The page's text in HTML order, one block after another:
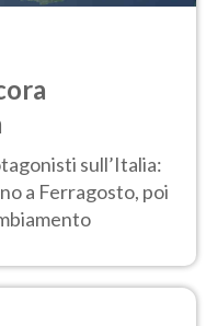
sull’Italia:
a Ferragosto, poi